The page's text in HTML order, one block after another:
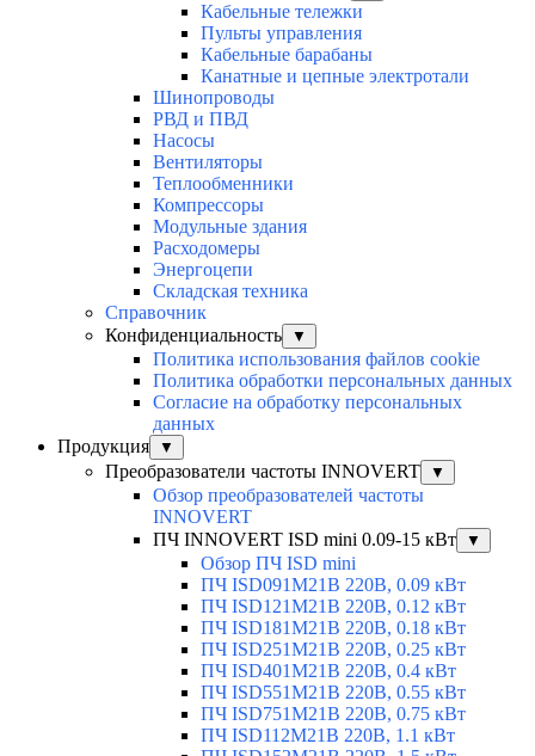
Кабельные тележки
Пульты управления
Кабельные барабаны
Канатные и цепные электротали
Шинопроводы
РВД и ПВД
Насосы
Вентиляторы
Теплообменники
Компрессоры
Модульные здания
Расходомеры
Энергоцепи
Складская техника
Справочник
Конфиденциальность
▼
Политика использования файлов cookie
Политика обработки персональных данных
Согласие на обработку персональных
данных
Продукция
▼
Преобразователи частоты INNOVERT ▼
Обзор преобразователей частоты
INNOVERT
ПЧ INNOVERT ISD mini 0.09-15 кВт
▼
Обзор ПЧ ISD mini
ПЧ ISD091M21B 220В, 0.09 кВт
ПЧ ISD121M21B 220В, 0.12 кВт
ПЧ ISD181M21B 220В, 0.18 кВт
ПЧ ISD251M21B 220В, 0.25 кВт
ПЧ ISD401M21B 220В, 0.4 кВт
ПЧ ISD551M21B 220В, 0.55 кВт
ПЧ ISD751M21B 220В, 0.75 кВт
ПЧ ISD112M21B 220В, 1.1 кВт